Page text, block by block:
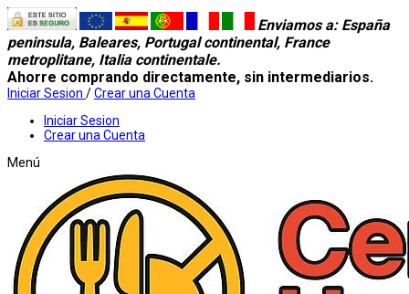
Enviamos a: España
peninsula, Baleares, Portugal continental, France
metroplitane, Italia continentale.
Ahorre comprando directamente, sin intermediarios.
Iniciar Sesion /Crear una Cuenta
Iniciar Sesion
Crear una Cuenta
Menú